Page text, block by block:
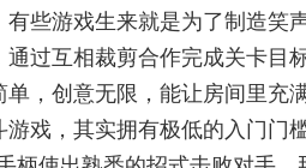
有些游戏生来就是为了制造笑
通过互相裁剪合作完成关卡目
单，创意无限，能让房间里充
游戏，其实拥有极低的入门门